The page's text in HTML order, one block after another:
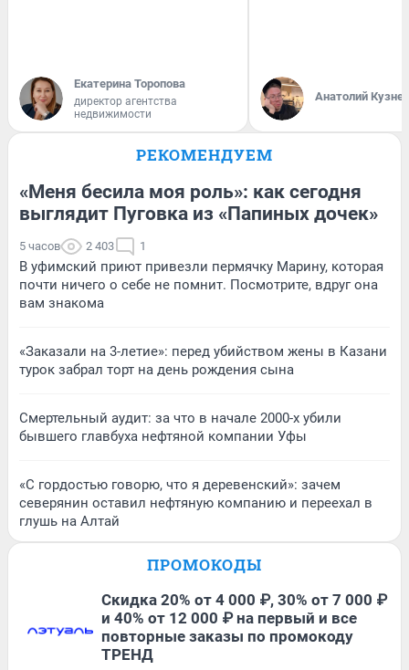
Екатерина Торопова
директор агентства
недвижимости
Анатолий
РЕКОМЕНДУЕМ
«Меня бесила моя роль»: как сегодня
выглядит Пуговка из «Папиных дочек»
5 часов 2 403 1
В уфимский приют привезли пермячку Марину, которая
почти ничего о себе не помнит. Посмотрите, вдруг она
вам знакома
«Заказали на 3-летие»: перед убийством жены в Казани
турок забрал торт на день рождения сына
Смертельный аудит: за что в начале 2000-х убили
бывшего главбуха нефтяной компании Уфы
«С гордостью говорю, что я деревенский»: зачем
северянин оставил нефтяную компанию и переехал в
глушь на Алтай
ПРОМОКОДЫ
Скидка 20% от 4 000 ₽, 30% от 7 000 ₽
и 40% от 12 000 ₽ на первый и все
повторные заказы по промокоду
ТРЕНД